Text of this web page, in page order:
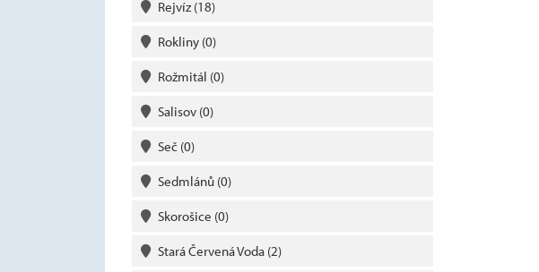
Rejvíz(18)
Rokliny (0)
Rožmitál (0)
Salisov (0)
Seč (0)
Sedmlánů (0)
Skorošice (0)
Stará Červená Voda (2)